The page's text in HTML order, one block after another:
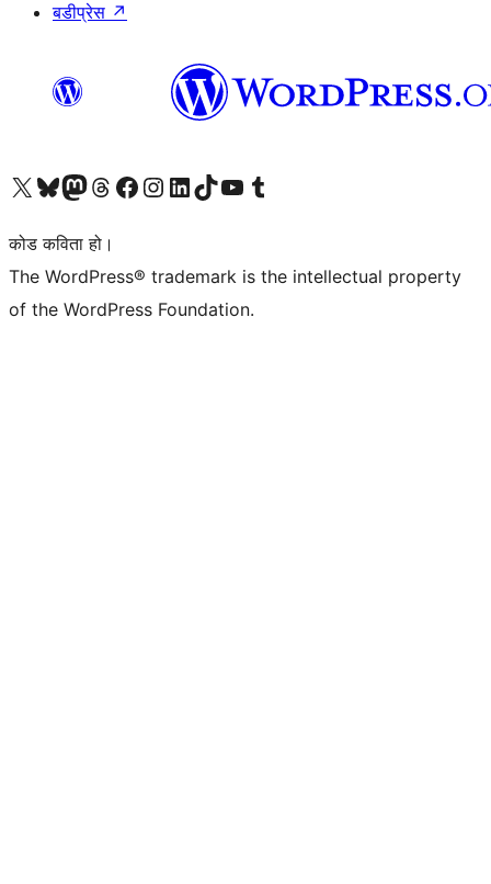
बडीप्रेस ↗
हाम्रो X (पहिले ट्विटर) खातामा जानुहोस्
हाम्रो Bluesky खाता भ्रमण गर्नुहोस्
हाम्रो म्यास्टोडन खाता भ्रमण गर्नुहोस्
हाम्रो थ्रेड्स खातामा जानुहोस्
हाम्रो फेसबुक पेजमा जानुहोस्
हाम्रो इन्स्टाग्राम खातामा जानुहोस्
हाम्रो लिङ्क्डइन खातामा जानुहोस्
हाम्रो TikTok खाता भ्रमण गर्नुहोस्
हाम्रो युट्युब च्यानलमा जानुहोस्
हाम्रो टम्बलर खाता भ्रमण गर्नुहोस्
कोड कविता हो।
The WordPress® trademark is the intellectual property
of the WordPress Foundation.